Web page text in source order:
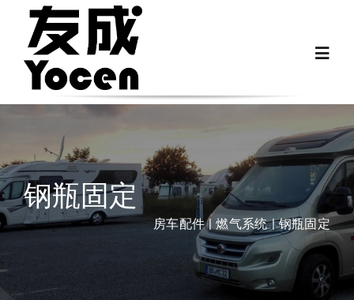
关于我们
越野房车配件
钢瓶固定
房车配件 燃气系统 钢瓶固定